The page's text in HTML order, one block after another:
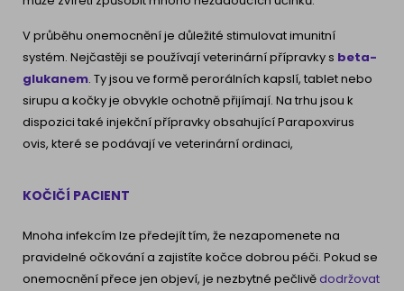
V průběhu onemocnění je důležité stimulovat imunitní
systém. Nejčastěji se používají veterinární přípravky s beta-
glukanem. Ty jsou ve formě perorálních kapslí, tablet nebo
sirupu a kočky je obvykle ochotně přijímají. Na trhu jsou k
dispozici také injekční přípravky obsahující Parapoxvirus
ovis, které se podávají ve veterinární ordinaci,
KOČIČÍ PACIENT
Mnoha infekcím lze předejít tím, že nezapomenete na
pravidelné očkování a zajistíte kočce dobrou péči. Pokud se
onemocnění přece jen objeví, je nezbytné pečlivědodržovat